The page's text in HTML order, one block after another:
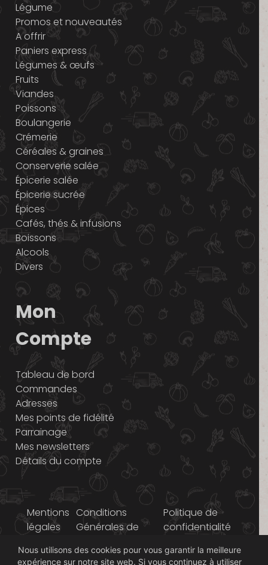
Légume
Promos et nouveautés
A offrir
Paniers express
Légumes & œufs
Fruits
Viandes
Poissons
Boulangerie
Crémerie
Céréales & graines
Conserverie salée
Épicerie salée
Épicerie sucrée
Épices
Cafés, thés & infusions
Boissons
Alcools
Divers
Mon
Compte
Tableau de bord
Commandes
Adresses
Mes points de fidélité
Parrainage
Mes newsletters
Détails du compte
Mentions
légales
Conditions
Générales de
Politique de
confidentialité
Nous utilisons des cookies pour vous garantir la meilleure
expérience sur notre site web. Si vous continuez à utiliser